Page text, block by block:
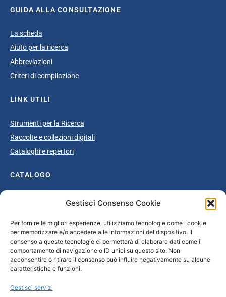
Gestisci Consenso Cookie
Per fornire le migliori esperienze, utilizziamo tecnologie come i cookie
per memorizzare e/o accedere alle informazioni del dispositivo. Il
consenso a queste tecnologie ci permetterà di elaborare dati come il
comportamento di navigazione o ID unici su questo sito. Non
acconsentire o ritirare il consenso può influire negativamente su alcune
caratteristiche e funzioni.
Gestisci servizi
GUIDA ALLA CONSULTAZIONE
La scheda
Aiuto per la ricerca
Abbreviazioni
Criteri di compilazione
LINK UTILI
Strumenti per la Ricerca
Raccolte e collezioni digitali
Cataloghi e repertori
CATALOGO
Catalogo completo
Età giolittiana
Grande Guerra e dopoguerra
Fascismo
Repubblica Sociale Italiana